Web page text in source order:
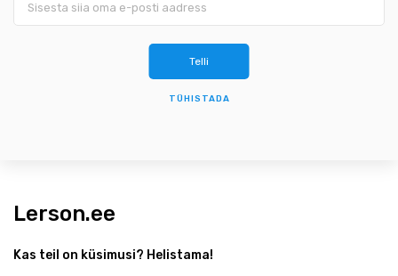
TÜHISTADA
Lerson.ee
Kas teil on küsimusi? Helistama!